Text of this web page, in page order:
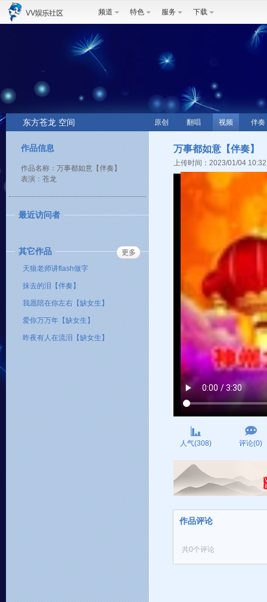
频道 特色 服务 下载
东方苍龙 空间 原创 翻唱 视频 伴奏
作品信息
作品名称：万事都如意【伴奏】
表演：苍龙
最近访问者
其它作品
更多
天狼老师讲flash做字
抹去的泪【伴奏】
我愿陪在你左右【缺女生】
爱你万万年【缺女生】
昨夜有人在流泪【缺女生】
万事都如意【伴奏】
上传时间：2023/01/04 10:32
人气(308) 评论(0)
作品评论
共0个评论